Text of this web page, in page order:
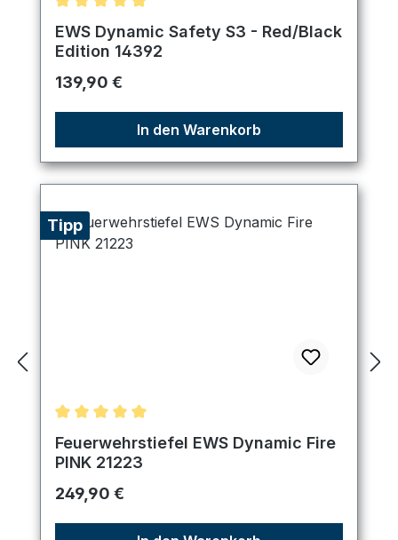
Durchschnittliche Bewertung von 5 von 5 Sternen
EWS Dynamic Safety S3 - Red/Black
Edition 14392
Regulärer Preis:
139,90 €
In den Warenkorb
Tipp
Durchschnittliche Bewertung von 5 von 5 Sternen
Feuerwehrstiefel EWS Dynamic Fire
PINK 21223
Regulärer Preis:
249,90 €